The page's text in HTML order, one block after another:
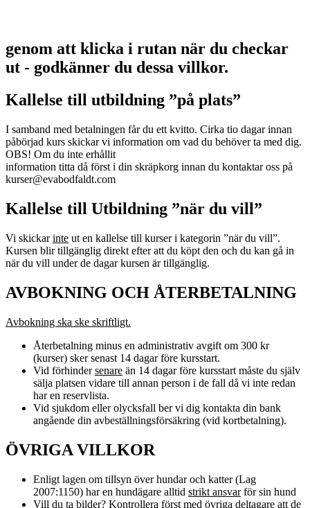
genom att klicka i rutan när du checkar
ut - godkänner du dessa villkor.
Kallelse till utbildning ”på plats”
I samband med betalningen får du ett kvitto. Cirka tio dagar innan
påbörjad kurs skickar vi information om vad du behöver ta med dig.
OBS! Om du inte erhållit
information titta då först i din skräpkorg innan du kontaktar oss på
kurser@evabodfaldt.com
Kallelse till Utbildning ”när du vill”
Vi skickarinte ut en kallelse till kurser i kategorin ”när du vill”.
Kursen blir tillgänglig direkt efter att du köpt den och du kan gå in
när du vill under de dagar kursen är tillgänglig.
AVBOKNING OCH ÅTERBETALNING
Avbokning ska ske skriftligt.
Återbetalning minus en administrativ avgift om 300 kr
(kurser) sker senast 14 dagar före kursstart.
Vid förhindersenare än 14 dagar före kursstart måste du själv
sälja platsen vidare till annan person i de fall då vi inte redan
har en reservlista.
Vid sjukdom eller olycksfall ber vi dig kontakta din bank
angående din avbeställningsförsäkring (vid kortbetalning).
ÖVRIGA VILLKOR
Enligt lagen om tillsyn över hundar och katter (Lag
2007:1150) har en hundägare alltid strikt ansvarför sin hund
Vill du ta bilder? Kontrollera först med övriga deltagare att de